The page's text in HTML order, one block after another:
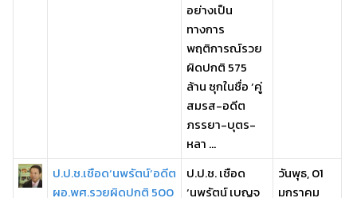
อย่างเป็น
ทางการ
พฤติการณ์รวย
ผิดปกติ 575
ล้าน ซุกในชื่อ ‘คู่
สมรส-อดีต
ภรรยา-บุตร-
หลา ...
ป.ป.ช.เชือด‘นพรัตน์’อดีต
ผอ.พศ.รวยผิดปกติ 500
ป.ป.ช. เชือด
‘นพรัตน์ เบญจ
วันพุธ, 01
มกราคม